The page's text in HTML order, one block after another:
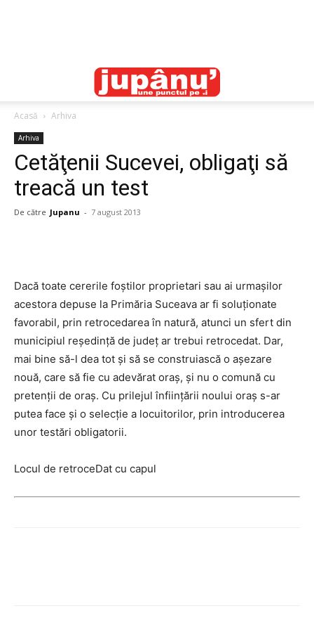
Acasă Arhiva
Arhiva
Cetăţenii Sucevei, obligaţi să
treacă un test
De către Jupanu - 7 august 2013
Dacă toate cererile foştilor proprietari sau ai urmaşilor
acestora depuse la Primăria Suceava ar fi soluţionate
favorabil, prin retrocedarea în natură, atunci un sfert din
municipiul reşedinţă de judeţ ar trebui retrocedat. Dar,
mai bine să-l dea tot şi să se construiască o aşezare
nouă, care să fie cu adevărat oraş, şi nu o comună cu
pretenţii de oraş. Cu prilejul înfiinţării noului oraş s-ar
putea face şi o selecţie a locuitorilor, prin introducerea
unor testări obligatorii.
Locul de retroceDat cu capul